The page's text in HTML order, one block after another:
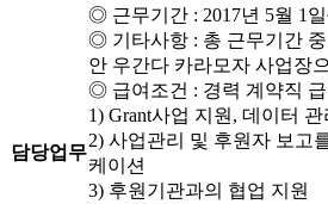
◎ 근무기간 : 2017년 5월 1일
◎ 기타사항 : 총 근무기간 중
안 우간다 카라모자 사업장
◎ 급여조건 : 경력 계약직
담당업무
1) Grant사업 지원, 데이터
2) 사업관리 및 후원자 보고
케이션
3) 후원기관과의 협업 지원